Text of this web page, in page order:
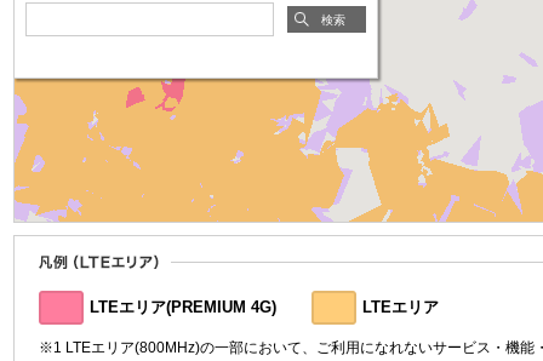
検索
LTEエリア(PREMIUM 4G) LTEエリア
LTEエリア(800MHz)の一部において、ご利用になれないサービス・機能